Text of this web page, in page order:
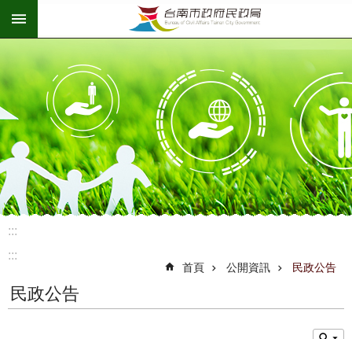
跳到主要內容區塊
:::
:::
首頁 公開資訊 民政公告
民政公告